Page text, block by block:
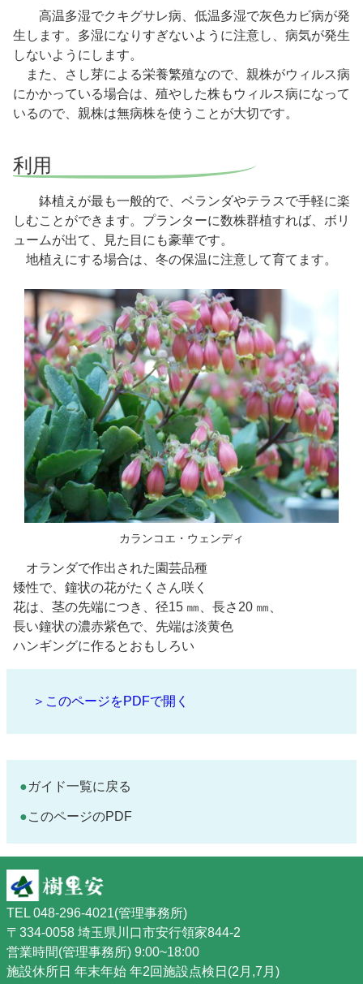
高温多湿でクキグサレ病、低温多湿で灰色カビ病が発
生します。多湿になりすぎないように注意し、病気が発生
しないようにします。
また、さし芽による栄養繁殖なので、親株がウィルス病
にかかっている場合は、殖やした株もウィルス病になって
いるので、親株は無病株を使うことが大切です。
利用
鉢植えが最も一般的で、ベランダやテラスで手軽に楽
しむことができます。プランターに数株群植すれば、ボリ
ュームが出て、見た目にも豪華です。
地植えにする場合は、冬の保温に注意して育てます。
カランコエ・ウェンディ
オランダで作出された園芸品種
矮性で、鐘状の花がたくさん咲く
花は、茎の先端につき、径15 ㎜、長さ20 ㎜、
長い鐘状の濃赤紫色で、先端は淡黄色
ハンギングに作るとおもしろい
＞このページをPDFで開く
ガイド一覧に戻る
このページのPDF
TEL 048-296-4021(管理事務所)
〒334-0058 埼玉県川口市安行領家844-2
営業時間(管理事務所) 9:00~18:00
施設休所日 年末年始 年2回施設点検日(2月,7月)